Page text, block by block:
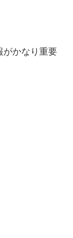
がかなり重要